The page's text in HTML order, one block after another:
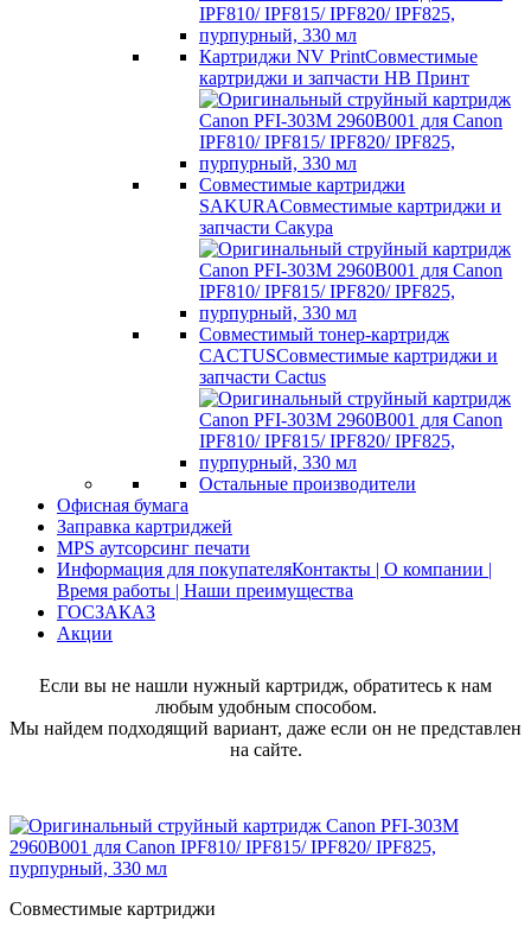
Картриджи NV PrintСовместимые
картриджи и запчасти НВ Принт
Совместимые картриджи
SAKURAСовместимые картриджи и
запчасти Сакура
Совместимый тонер-картридж
CACTUSСовместимые картриджи и
запчасти Cactus
Остальные производители
Офисная бумага
Заправка картриджей
MPS аутсорсинг печати
Информация для покупателяКонтакты | О компании |
Время работы | Наши преимущества
ГОСЗАКАЗ
Акции
Если вы не нашли нужный картридж, обратитесь к нам
любым удобным способом.
Мы найдем подходящий вариант, даже если он не представлен
на сайте.
Совместимые картриджи